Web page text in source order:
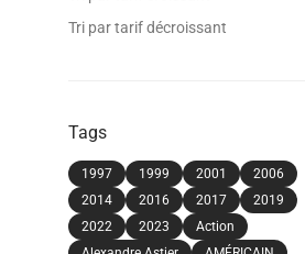
Tri par tarif décroissant
Tags
1997 1999 2001
2006
2014
2016 2017
2019
2022
2023
Action